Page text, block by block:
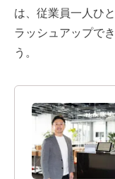
は、従業員一人ひ
ラッシュアップで
う。